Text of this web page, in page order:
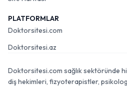
PLATFORMLAR
Doktorsitesi.com
Doktorsitesi.az
Doktorsitesi.com sağlık sektöründe
diş hekimleri, fizyoterapistler,